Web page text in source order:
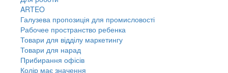
ARTEO
Галузева пропозиція для промисловості
Рабочее пространство ребенка
Товари для відділу маркетингу
Товари для нарад
Прибирання офісів
Колір має значення